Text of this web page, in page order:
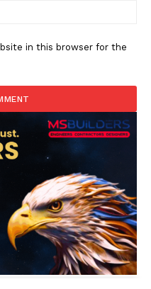
in this browser for the